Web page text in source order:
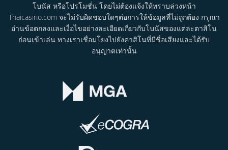
โบนัส หรือโปรโมชั่น โดยไม่ต้องแจ้งให้ทราบล่วงหน้า
Thaicasino.com จะไม่รับผิดชอบใดๆต่อการให้ข้อมูลที่ไม่ถูกต้อง กรุณา
อ่านข้อตกลงและเงื่อไขอย่างละเอียดเกี่ยวกับโบนัสของแต่ละตาสิโน
ก่อนเข้าเล่น ทางเราเชื่อมโยงไปยังคาสิโนที่มีชื่อเสียงและได้รับ
อนุญาตเท่านั้น